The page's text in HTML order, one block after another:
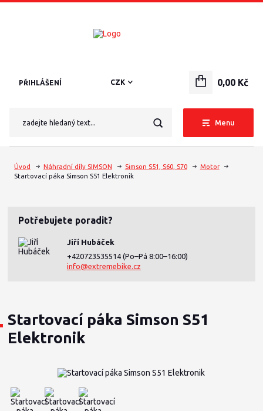
Menu
CZK
PŘIHLÁŠENÍ 0,00 Kč
Úvod Náhradní díly SIMSON Simson S51, S60, S70
Motor
Startovací páka Simson S51 Elektronik
Potřebujete poradit?
Jiří Hubáček
+420723535514 (Po–Pá 8:00–16:00)
info@extremebike.cz
Startovací páka Simson S51
Elektronik